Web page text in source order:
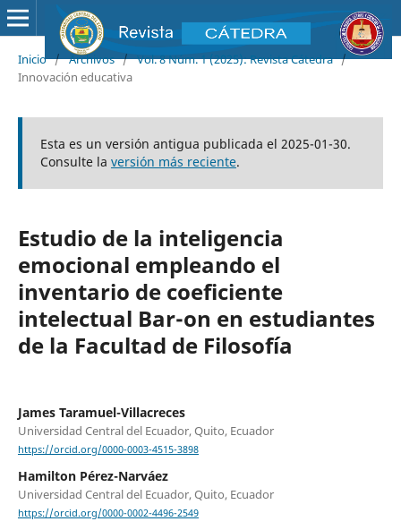
Inicio / Archivos / Vol. 8 Núm. 1 (2025): Revista Cátedra /
Innovación educativa
Esta es un versión antigua publicada el 2025-01-30.
Consulte la versión más reciente.
Estudio de la inteligencia
emocional empleando el
inventario de coeficiente
intelectual Bar-on en estudiantes
de la Facultad de Filosofía
James Taramuel-Villacreces
Universidad Central del Ecuador, Quito, Ecuador
https://orcid.org/0000-0003-4515-3898
Hamilton Pérez-Narváez
Universidad Central del Ecuador, Quito, Ecuador
https://orcid.org/0000-0002-4496-2549